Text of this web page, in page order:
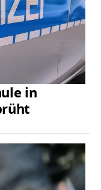
in